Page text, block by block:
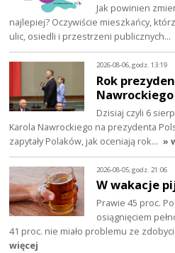
Jak powinien
najlepiej? Oczywiście mieszkańcy,
ulic, osiedli i przestrzeni publicznych…
2026-08-06, godz. 13:19
Rok
Nawrockiego
Dzisiaj czyli 6
Karola Nawrockiego na prezydenta
zapytały Polaków, jak oceniają rok… »
2026-08-05, godz. 21:06
W wakacje
Prawie 45 proc.
osiągnięciem
41 proc. nie miało problemu ze
więcej